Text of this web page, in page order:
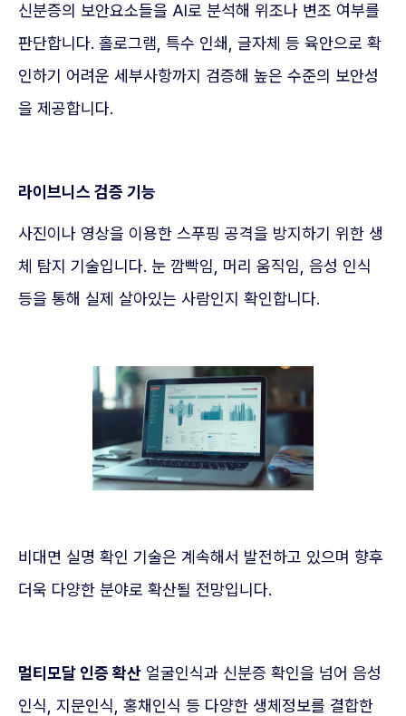
신분증의 보안요소들을 AI로 분석해 위조나 변조 여부를
판단합니다. 홀로그램, 특수 인쇄, 글자체 등 육안으로 확
인하기 어려운 세부사항까지 검증해 높은 수준의 보안성
을 제공합니다.
라이브니스 검증 기능
사진이나 영상을 이용한 스푸핑 공격을 방지하기 위한 생
체 탐지 기술입니다. 눈 깜빡임, 머리 움직임, 음성 인식
등을 통해 실제 살아있는 사람인지 확인합니다.
비대면 실명 확인 기술은 계속해서 발전하고 있으며 향후
더욱 다양한 분야로 확산될 전망입니다.
멀티모달 인증 확산 얼굴인식과 신분증 확인을 넘어 음성
인식, 지문인식, 홍채인식 등 다양한 생체정보를 결합한